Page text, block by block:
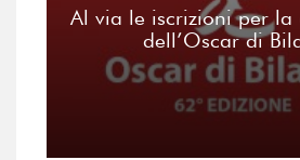
Al via le iscrizioni per la
dell’Oscar di